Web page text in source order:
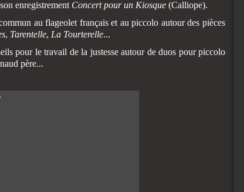
enregistrement Concert pour un Kiosque (Calliope).
au flageolet français et au piccolo autour des pièces
, Tarentelle, La Tourterelle...
pour le travail de la justesse autour de duos pour piccolo
père...